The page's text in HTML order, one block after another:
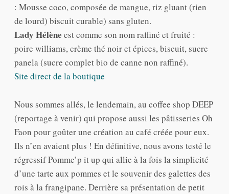
: Mousse coco, composée de mangue, riz gluant (rien
de lourd) biscuit curable) sans gluten.
Lady Hélène est comme son nom raffiné et fruité :
poire williams, crème thé noir et épices, biscuit, sucre
panela (sucre complet bio de canne non raffiné).
Site direct de la boutique
Nous sommes allés, le lendemain, au coffee shop DEEP
(reportage à venir) qui propose aussi les pâtisseries Oh
Faon pour goûter une création au café créée pour eux.
Ils n’en avaient plus ! En définitive, nous avons testé le
régressif Pomme’p it up qui allie à la fois la simplicité
d’une tarte aux pommes et le souvenir des galettes des
rois à la frangipane. Derrière sa présentation de petit